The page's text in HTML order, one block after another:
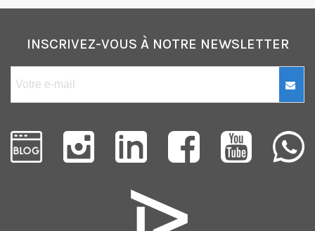
INSCRIVEZ-VOUS À NOTRE NEWSLETTER